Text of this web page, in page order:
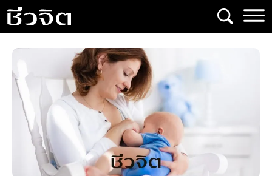
Skip
to
content